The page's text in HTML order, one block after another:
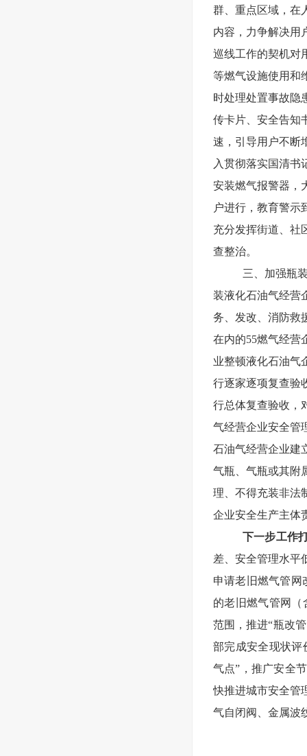
群、重点区域，在
内容，力争解决用
巡线工作的契机对
等燃气设施使用和
时处理处置事故隐
传卡片、安全告知
速，引导用户不断
入贯彻落实国清书
安装燃气报警器，
户进行，教育警示
充分发挥街道、社
查整治。
三、加强瓶
装液化石油气经营
务、发改、消防救
在内的55燃气经营
业整顿液化石油气
行逐家逐项复查验
行总体复查验收，
气经营企业安全管
石油气经营企业建
气瓶、气瓶或其附
理、不得充装非法
企业安全生产主体
下一步工作
差、安全管理水平
申请老旧燃气管网
的老旧燃气管网（
范围，推进“瓶改
部完成安全现状评
气点”，推广安全
快推进城市安全管
气自闭阀、金属波